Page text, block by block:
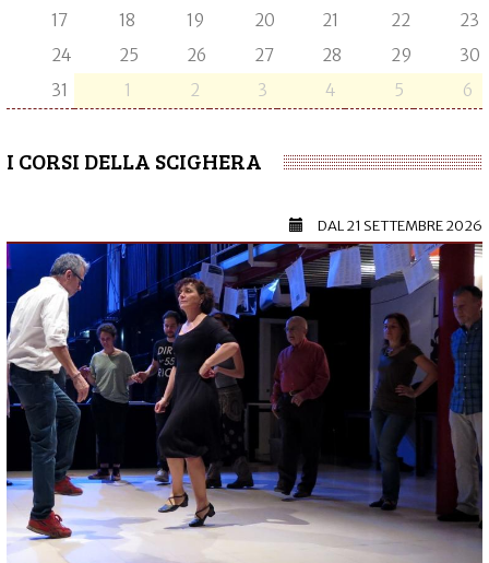
17
18 19 20 21 22
23
24
25 26 27 28 29
30
31
1 2 3 4 5 6
I CORSI DELLA SCIGHERA
DAL21 SETTEMBRE 2026